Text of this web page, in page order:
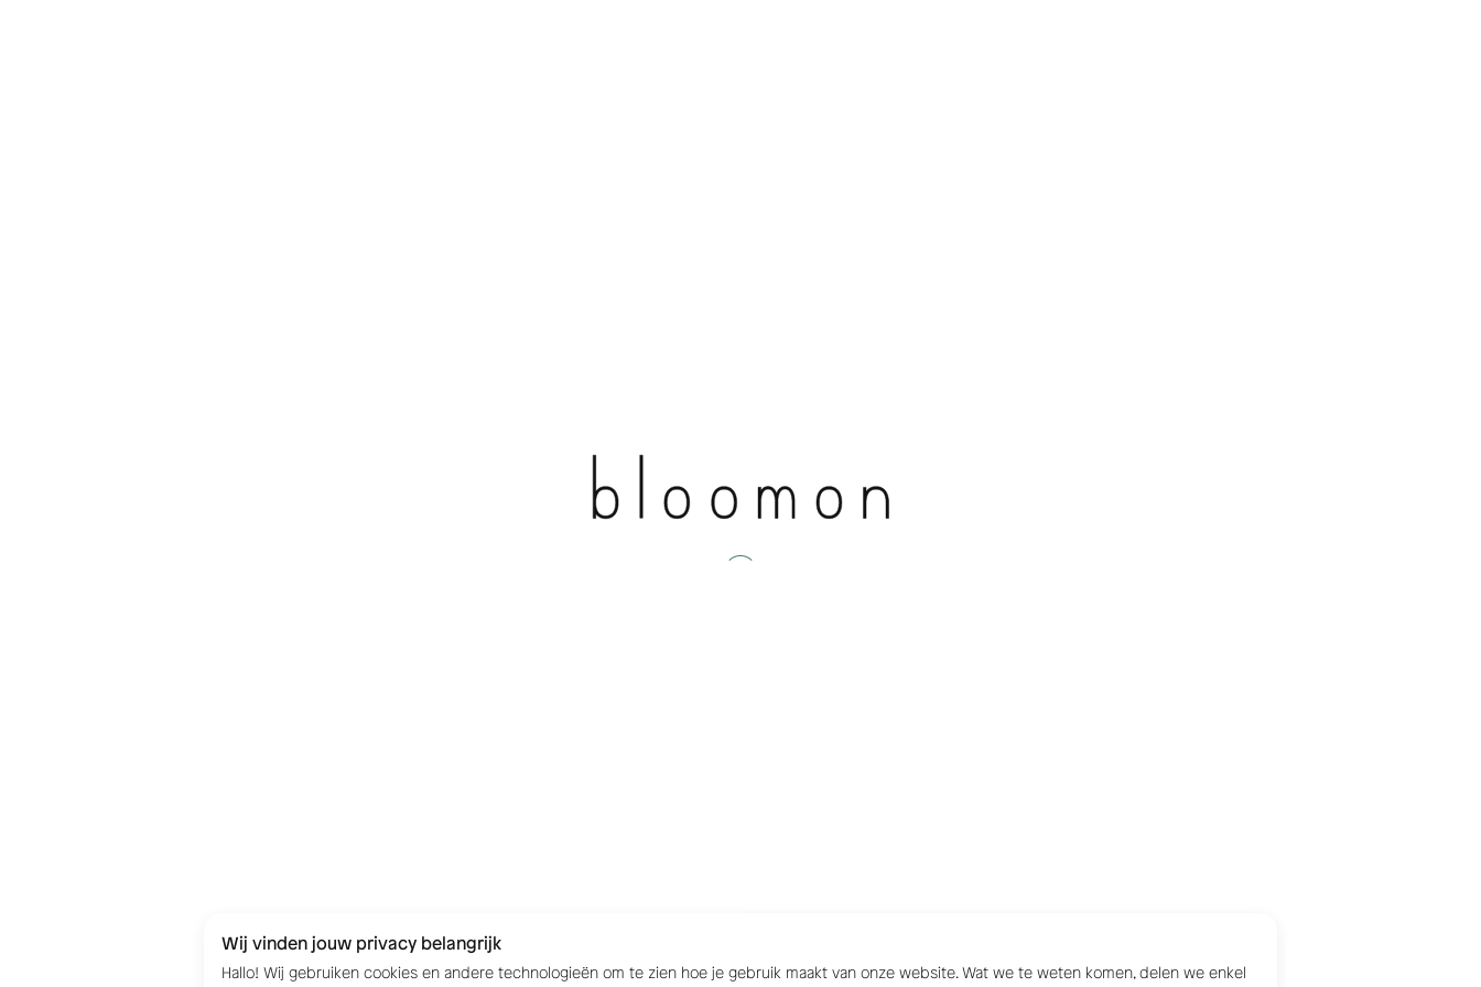
Wij vinden jouw privacy belangrijk
Hallo! Wij gebruiken cookies en andere technologieën om te zien hoe je gebruik maakt van onze website. Wat we te weten komen, delen we enkel